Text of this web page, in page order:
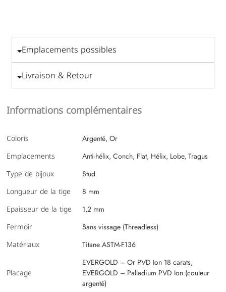
Emplacements possibles
Livraison & Retour
Informations complémentaires
Coloris Argenté, Or
Emplacements Anti-hélix, Conch, Flat, Hélix, Lobe, Tragus
Type de bijoux Stud
Longueur de la tige 8 mm
Epaisseur de la tige 1,2 mm
Fermoir Sans vissage (Threadless)
Matériaux Titane ASTM-F136
Placage
EVERGOLD – Or PVD Ion 18 carats,
EVERGOLD – Palladium PVD Ion (couleur
argenté)